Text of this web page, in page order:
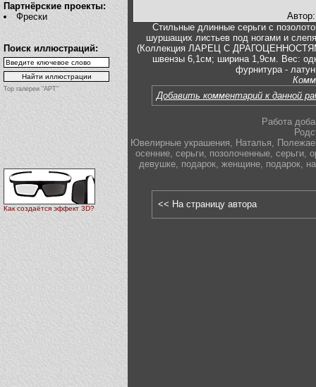
Партнёрские проекты:
Фрески
Поиск иллюстраций:
Top галереи "АРТ"
Как создаётся эффект 3D?
Стильные длинные серьги с
шуршащих листьев под ногами и
(Коллекция ЛАРЕЦ С
швензы 6,1см; ширина 1,9см. Вес:
фурнитура -
Добавить комментарий к данной
Работа
Ювелирные украшения, Наталья,
осенние, серьги, позолоченные, серьги,
девушке, подарок, женщине, подарок, на
<< На страницу автора